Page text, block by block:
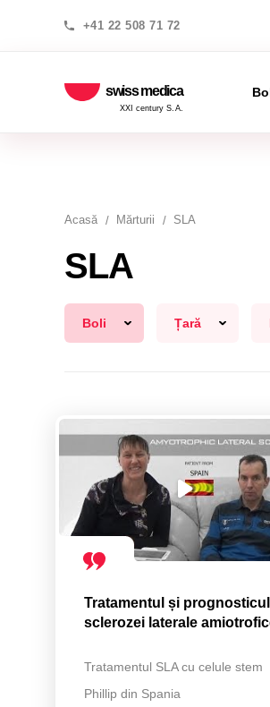
+41 22 508 71 72
swiss medica
XXI century S.A.
Acasă Mărturii SLA
SLA
Boli Țară
Tratamentul și prognosticul
sclerozei laterale
Tratamentul SLA cu celule stem
Phillip din Spania